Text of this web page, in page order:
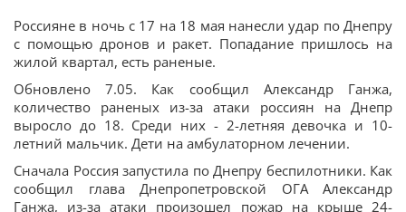
Россияне в ночь с 17 на 18 мая нанесли удар по Днепру
с помощью дронов и ракет. Попадание пришлось на
жилой квартал, есть раненые.
Обновлено 7.05. Как сообщил Александр Ганжа,
количество раненых из-за атаки россиян на Днепр
выросло до 18. Среди них - 2-летняя девочка и 10-
летний мальчик. Дети на амбулаторном лечении.
Сначала Россия запустила по Днепру беспилотники. Как
сообщил глава Днепропетровской ОГА Александр
Ганжа, из-за атаки произошел пожар на крыше 24-